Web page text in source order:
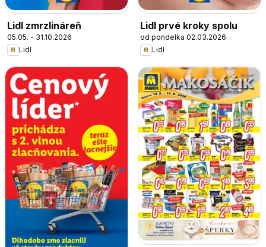
Lidl zmrzlináreň
05.05. - 31.10.2026
Lidl
Lidl prvé kroky spolu
od pondelka 02.03.2026
Lidl